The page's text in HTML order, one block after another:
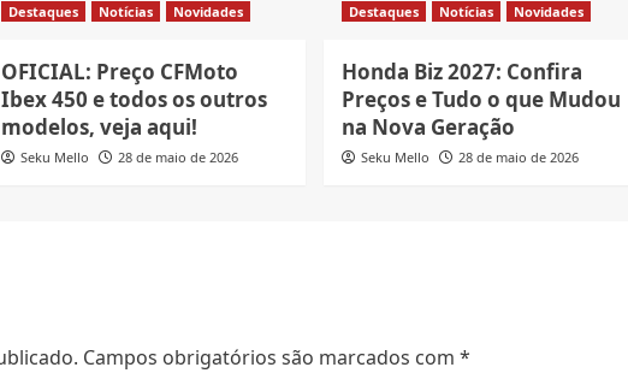
Destaques Notícias Novidades
OFICIAL: Preço CFMoto
Ibex 450 e todos os outros
modelos, veja aqui!
Seku Mello 28 de maio de 2026
Destaques Notícias Novidades
Honda Biz 2027: Confira
Preços e Tudo o que Mudou
na Nova Geração
Seku Mello 28 de maio de 2026
Campos obrigatórios são marcados com *